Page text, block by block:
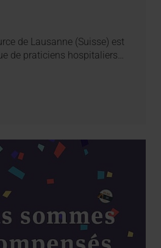
de Lausanne (Suisse) est
de praticiens hospitaliers…